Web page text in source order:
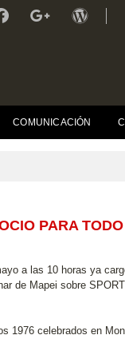
COMUNICACIÓN
PARA
a las 10 horas ya
de Mapei sobre
1976 celebrados en